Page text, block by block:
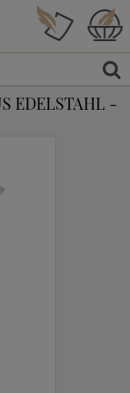
EDELSTAHL -